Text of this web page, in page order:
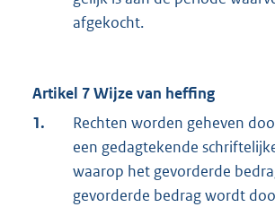
afgekocht.
Artikel 7 Wijze van heffing
1.
Rechten worden geheven
een gedagtekende
waarop het gevorderde
gevorderde bedrag wordt